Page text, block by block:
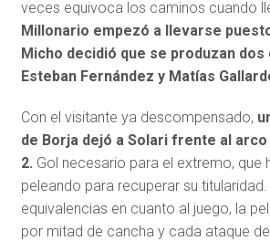
veces equivoca los caminos cuando
Millonario empezó a llevarse
Micho decidió que se produzan
Esteban Fernández y Matías
Con el visitante ya descompensado,
de Borja dejó a Solari frente al
2. Gol necesario para el extremo, que
peleando para recuperar su titularidad.
equivalencias en cuanto al juego, la
por mitad de cancha y cada ataque